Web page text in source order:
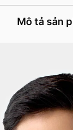
Mô tả sản